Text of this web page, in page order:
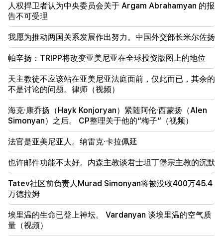
18:44
卢比奥：美国拨款2.01亿美元用于TRIPP和中间走廊的
发展
我愿为推动两国关系发展作出努力。中国外交部长米尔
佐扬
18:00
我必须在球场上证明我是有价值的。姆希塔良谈到了他
在国际米兰的未来。
帕辛扬：TRIPP将改变亚美尼亚在全球投资版图上的地
位
17:34
英国正在为新一轮热浪做准备。气温将达到36°C
西方将远离亚美尼亚。梅德韦杰夫警告埃里温
人权捍卫者认为中央委员会关于 Argam Abrahamyan 的报
告不可受理
我愿为推动两国关系发展作出努力。中国外交部长米尔佐扬
帕辛扬：TRIPP将改变亚美尼亚在全球投资版图上的地位
天主教徒不应该站在亚美尼亚法庭面前，仅此而已，其余的
不是讨论的问题。律师（视频）
海克·康乔扬（Hayk Konjoryan）紧随阿伦·西蒙扬（Alen
Simonyan）之后。 CP整理关于他的“梅子”（视频）
法官是亚美尼亚人。纳雷克·卡拉佩延
也许邮件功能不太好。内森主教谈君士坦丁堡宗主教的沉默
Tatev社区前负责人Murad Simonyan将被没收400万45.4
万德拉姆
埃里温的生命已登上神坛。 Vardanyan 谈埃里温的空气质
量（视频）